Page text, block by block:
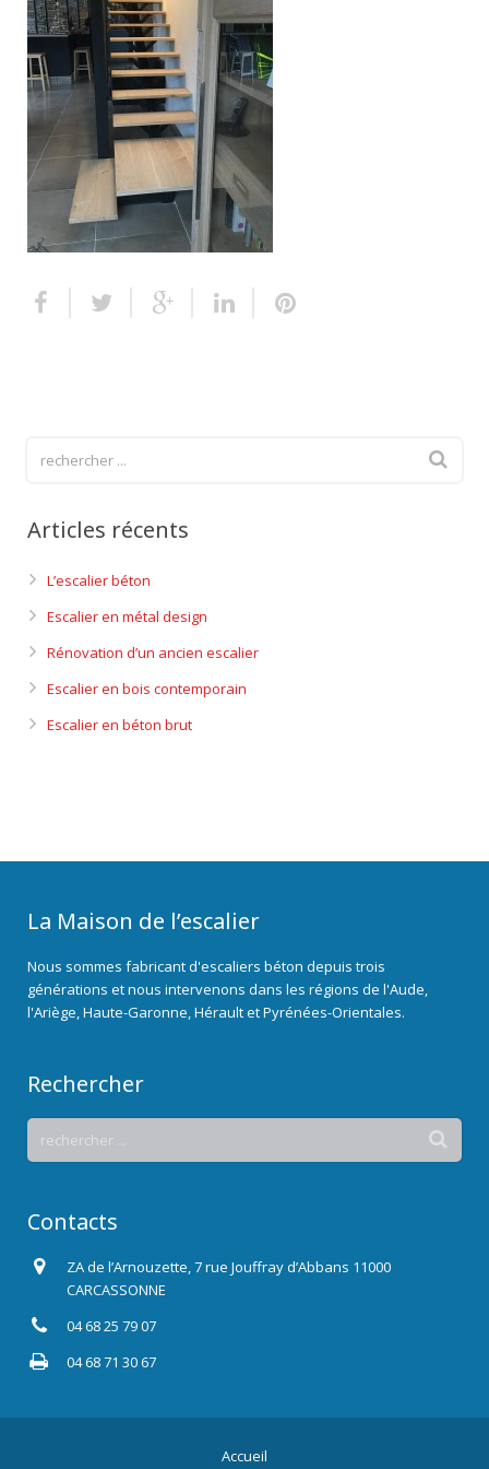
Escalier extérieur
Finitions pour escalier
Articles récents
L’escalier béton
Escalier en métal design
Rénovation d’un ancien escalier
Escalier en bois contemporain
Escalier en béton brut
La Maison de l’escalier
Nous sommes fabricant d'escaliers béton depuis trois
générations et nous intervenons dans les régions de l'Aude,
l'Ariège, Haute-Garonne, Hérault et Pyrénées-Orientales.
Rechercher
Contacts
ZA de l’Arnouzette, 7 rue Jouffray d’Abbans 11000
CARCASSONNE
04 68 25 79 07
04 68 71 30 67
Accueil